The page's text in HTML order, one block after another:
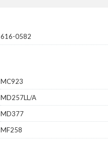
616-0582
MC923
MD257LL/A
MD377
MF258